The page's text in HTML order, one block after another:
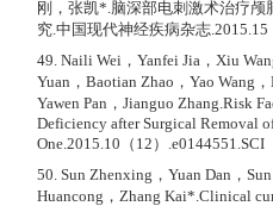
刚，张凯*.脑深部电刺激术治疗
究.中国现代神经疾病杂志.2015.15
49. Naili Wei，Yanfei Jia，Xiu
Yuan，Baotian Zhao，Yao Wang
Yawen Pan，Jianguo Zhang.Risk
Deficiency after Surgical Removal
One.2015.10（12）.e0144551.SCI
50. Sun Zhenxing，Yuan Dan，
Huancong，Zhang Kai*.Clinical